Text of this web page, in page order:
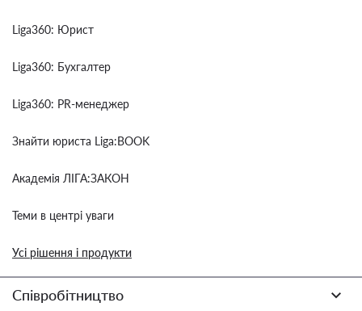
Liga360: Юрист
Liga360: Бухгалтер
Liga360: PR-менеджер
Знайти юриста Liga:BOOK
Академія ЛІГА:ЗАКОН
Теми в центрі уваги
Усі рішення і продукти
Співробітництво